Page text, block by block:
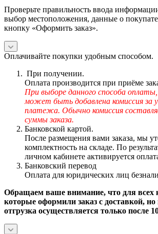
Проверьте правильность ввода
выбор местоположения, данные о
кнопку «Оформить заказ».
Оплачивайте покупки удобным способом.
При получении.
Оплата производится при приёме
При выборе данного способа
может быть добавлена комиссия за
платежа. Обычно комиссия
суммы заказа.
Банковской картой.
После размещения вами заказа, мы
комплектность на складе. По
личном кабинете активируется
Банковский перевод
Оплата для юридических лиц
Обращаем ваше внимание, что для всех
которые оформили заказ с доставкой,
отгрузка осуществляется только после